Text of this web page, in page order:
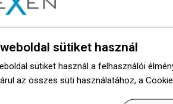
sütiket használ
sütiket használ a felhasználói
az összes süti használatához, a